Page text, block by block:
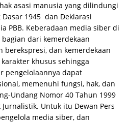
asasi manusia yang dilindungi
1945 dan Deklarasi
PBB. Keberadaan media siber di
dari kemerdekaan
berekspresi, dan kemerdekaan
khusus sehingga
pengelolaannya dapat
memenuhi fungsi, hak, dan
Undang Nomor 40 Tahun 1999
Untuk itu Dewan Pers
media siber, dan